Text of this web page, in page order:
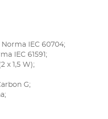
IEC 60704;
IEC 61591;
x 1,5 W);
G;